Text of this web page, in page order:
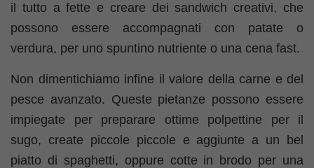
il tutto a fette e creare dei sandwich creativi, che
possono essere accompagnati con patate o
verdura, per uno spuntino nutriente o una cena fast.
Non dimentichiamo infine il valore della carne e del
pesce avanzato. Queste pietanze possono essere
impiegate per preparare ottime polpettine per il
sugo, create piccole piccole e aggiunte a un bel
piatto di spaghetti, oppure cotte in brodo per una